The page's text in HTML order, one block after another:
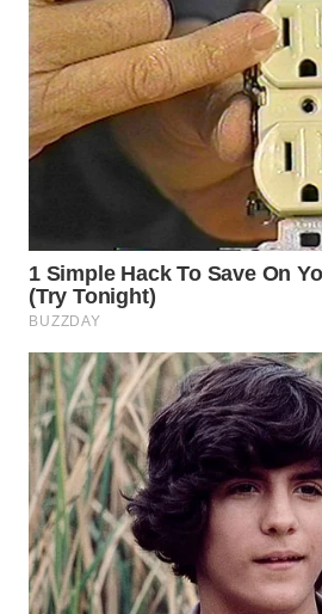
PADANG
LAWAS
WN
SUMEDANG
WN
KEPULAUAN
SERIBU
WN
TANGERANG
WN
BINJAI
WN
CIREBON